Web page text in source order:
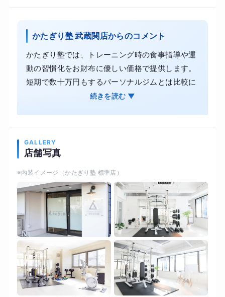
かたぎり塾 武蔵関店からのコメント
かたぎり塾では、トレーニング時の食事指導や運
動の習慣化をお財布に優しい価格で提供します。
短期で数十万円もするパーソナルジムとは比較に
ならないコスパで通塾が可能です。 お客様のライ
また、かたぎり塾では理学療法士が監修した科学
並行して体力や柔軟性、関節の可動域を取り戻し
ます。
続きを読む ▼
GALLERY
店舗写真
※内装イメージ（かたぎり塾 標準店）